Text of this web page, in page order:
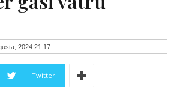
2024 21:17
Twitter